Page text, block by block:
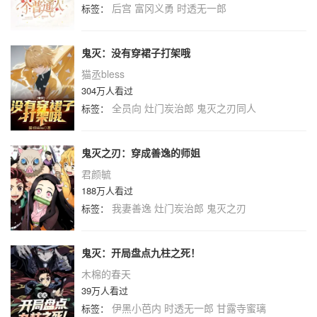
标签： 后宫 富冈义勇 时透无一郎
鬼灭：没有穿裙子打架哦
猫丞bless
304万人看过
标签： 全员向 灶门炭治郎 鬼灭之刃同人
鬼灭之刃：穿成善逸的师姐
君颜毓
188万人看过
标签： 我妻善逸 灶门炭治郎 鬼灭之刃
鬼灭：开局盘点九柱之死！
木棉的春天
39万人看过
标签： 伊黑小芭内 时透无一郎 甘露寺蜜璃